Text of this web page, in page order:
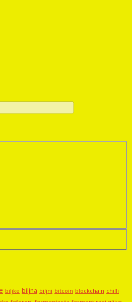
biljke biljna biljni bitcoin blockchain chilli